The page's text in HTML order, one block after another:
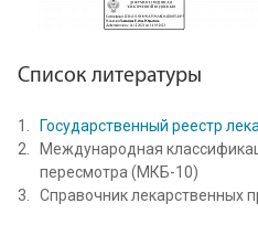
Список литературы
Государственный реестр
Международная
пересмотра (МКБ-10)
Справочник лекарственных